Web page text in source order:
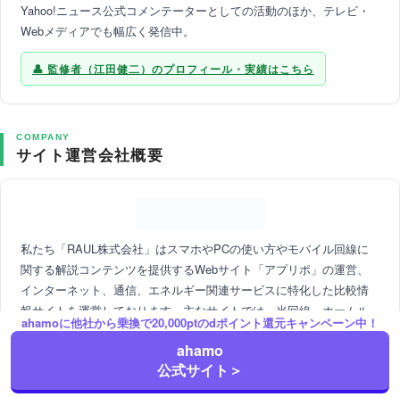
Yahoo!ニュース公式コメンテーターとしての活動のほか、テレビ・
Webメディアでも幅広く発信中。
監修者（江田健二）のプロフィール・実績はこちら
COMPANY
サイト運営会社概要
私たち「RAUL株式会社」はスマホやPCの使い方やモバイル回線に
関する解説コンテンツを提供するWebサイト「アプリポ」の運営、
インターネット、通信、エネルギー関連サービスに特化した比較情
報サイトを運営しております。主なサイトでは、光回線、ホームル
ーター、格安スマホ・SIM、VPN、電気代節約など、多岐にわたるサ
ービスを対象に、消費者が必要な情報をわかりやすく整理し、提供
ahamoに他社から乗換で20,000ptのdポイント還元キャンペーン中！
ahamo
公式サイト＞